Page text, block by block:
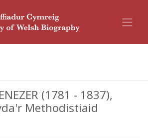
(1781 - 1837),
Methodistiaid